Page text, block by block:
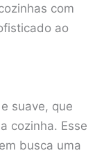
com
ao
suave, que
cozinha. Esse
busca uma